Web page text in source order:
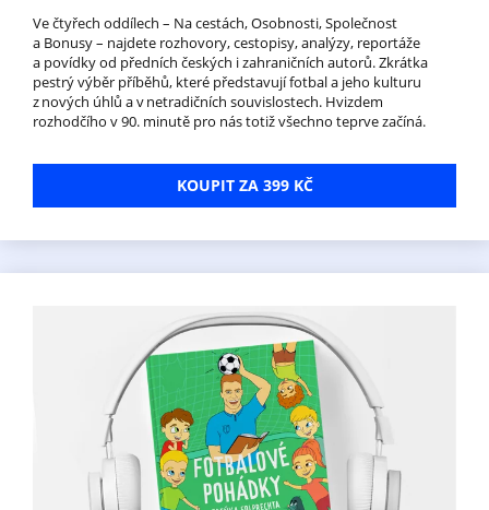
Ve čtyřech oddílech – Na cestách, Osobnosti, Společnost
a Bonusy – najdete rozhovory, cestopisy, analýzy, reportáže
a povídky od předních českých i zahraničních autorů. Zkrátka
pestrý výběr příběhů, které představují fotbal a jeho kulturu
z nových úhlů a v netradičních souvislostech. Hvizdem
rozhodčího v 90. minutě pro nás totiž všechno teprve začíná.
KOUPIT ZA 399 KČ